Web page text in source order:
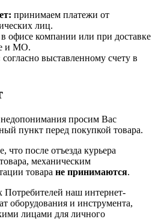
принимаем платежи от
лиц.
в офисе компании или при доставке
и МО.
согласно выставленному счету в
просим Вас
пункт перед покупкой товара.
после отъезда курьера
механическим
товара не принимаются.
Потребителей наш интернет-
оборудования и инструмента,
лицами для личного